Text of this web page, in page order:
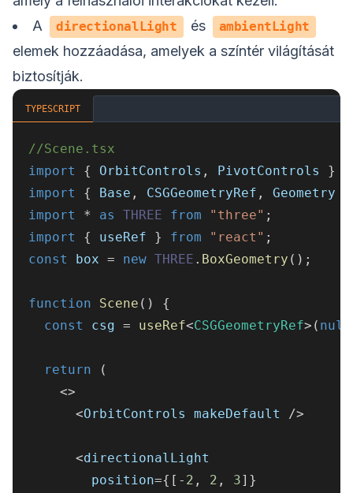
A
directionalLight és ambientLight
elemek hozzáadása, amelyek a színtér világítását
biztosítják.
TYPESCRIPT
//Scene.tsx
import
{ OrbitControls , PivotControls }
import
{ Base , CSGGeometryRef , Geometry
import
* as THREE from "three" ;
import
{ useRef } from "react" ;
const
box = new THREE . BoxGeometry ( ) ;
function Scene ( )
{
const
csg = useRef<CSGGeometryRef> ( null
return
(
<>
<OrbitControls makeDefault />
<directionalLight
        position
={ [ - 2 , 2 , 3] }